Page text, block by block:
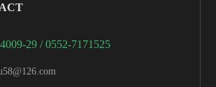
29 / 0552-7171525